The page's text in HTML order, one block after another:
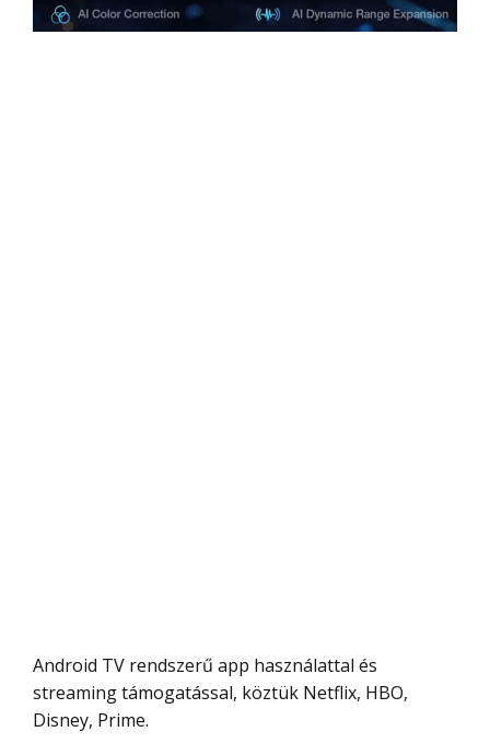
Android TV rendszerű app használattal és
streaming támogatással, köztük Netflix, HBO,
Disney, Prime.